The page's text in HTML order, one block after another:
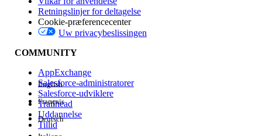
Version
Experience
Retningslinjer for deltagelse
Cookie-præferencecenter
Uw privacybeslissingen
COMMUNITY
AppExchange
Salesforce-administratorer
Salesforce-udviklere
Trailhead
Uddannelse
Tillid
English
Français
Deutsch